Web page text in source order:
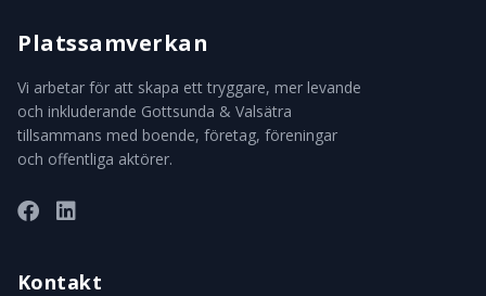
Platssamverkan
Vi arbetar för att skapa ett tryggare, mer levande
och inkluderande Gottsunda & Valsätra
tillsammans med boende, företag, föreningar
och offentliga aktörer.
Kontakt